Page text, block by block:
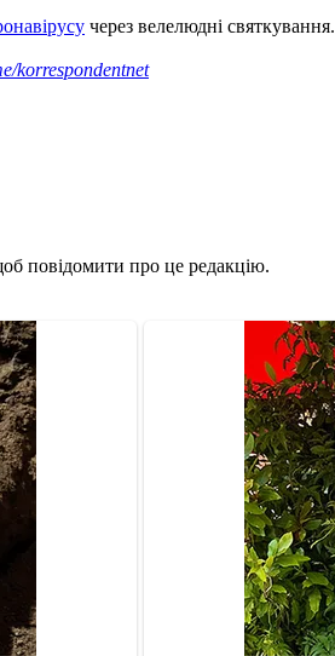
через велелюдні святкування.
korrespondentnet
повідомити про це редакцію.